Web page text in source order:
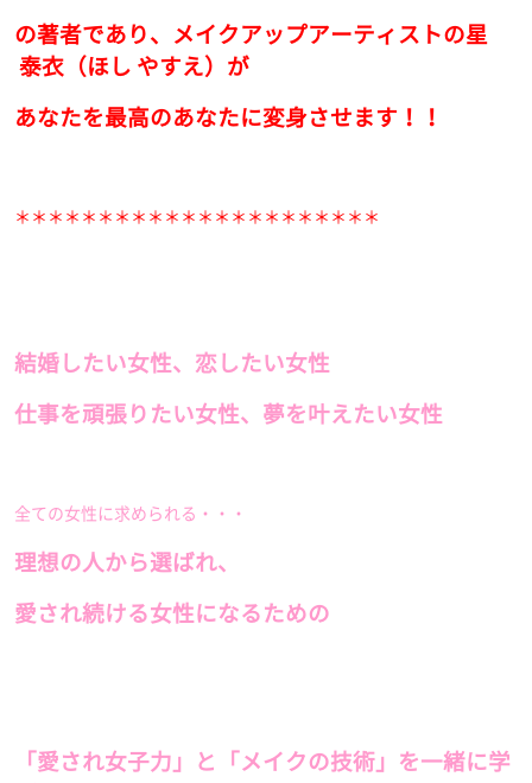
の著者であり、メイクアップアーティストの星
泰衣（ほし やすえ）が
あなたを最高のあなたに変身させます！！
＊＊＊＊＊＊＊＊＊＊＊＊＊＊＊＊＊＊＊＊＊＊
結婚したい女性、恋したい女性
仕事を頑張りたい女性、夢を叶えたい女性
全ての女性に求められる・・・
理想の人から選ばれ、
愛され続ける女性になるための
「愛され女子力」と「メイクの技術」を一緒に学